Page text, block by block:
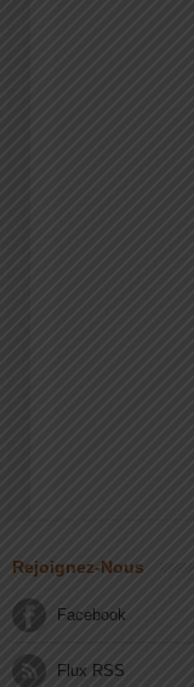
Rejoignez-Nous
Facebook
Flux RSS